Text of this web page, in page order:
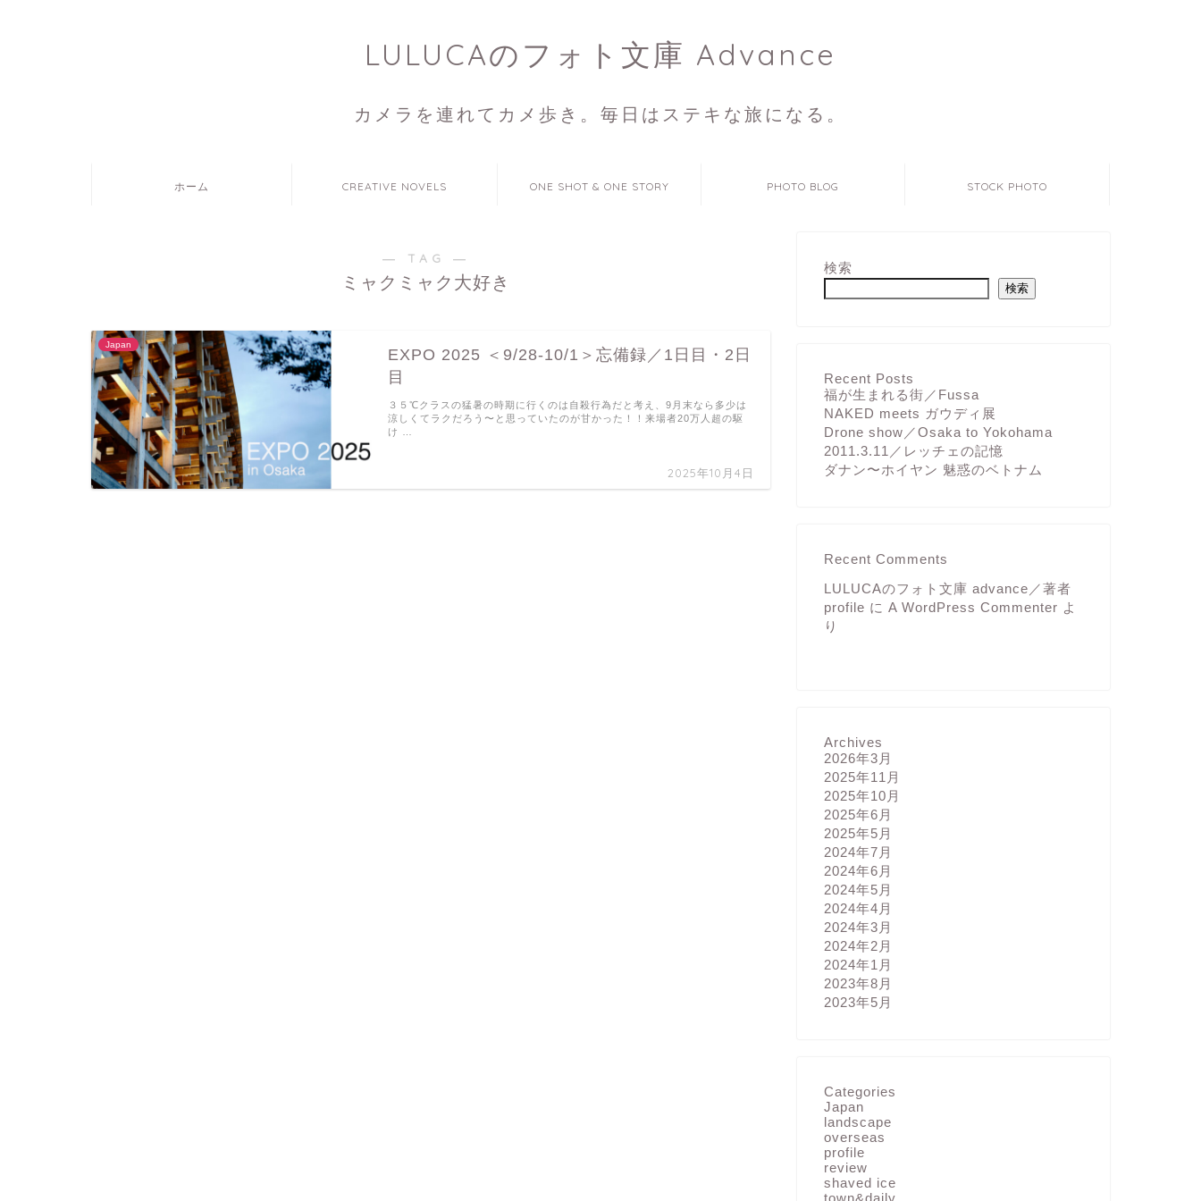
LULUCAのフォト文庫 Advance
カメラを連れてカメ歩き。毎日はステキな旅になる。
ホーム CREATIVE NOVELS ONE SHOT & ONE STORY PHOTO BLOG STOCK PHOTO
― TAG ―
ミャクミャク大好き
Japan
EXPO 2025 ＜9/28-10/1＞忘備録／1日目・2日
目
2025年10月4日
３５℃クラスの猛暑の時期に行くのは自殺行為だと考え、9月末なら多少は
涼しくてラクだろう〜と思っていたのが甘かった！！来場者20万人超の駆
け …
検索
検索
Recent Posts
福が生まれる街／Fussa
NAKED meets ガウディ展
Drone show／Osaka to Yokohama
2011.3.11／レッチェの記憶
ダナン〜ホイヤン 魅惑のベトナム
Recent Comments
LULUCAのフォト文庫 advance／著者
profile に A WordPress Commenter よ
り
Archives
2026年3月
2025年11月
2025年10月
2025年6月
2025年5月
2024年7月
2024年6月
2024年5月
2024年4月
2024年3月
2024年2月
2024年1月
2023年8月
2023年5月
Categories
Japan
landscape
overseas
profile
review
shaved ice